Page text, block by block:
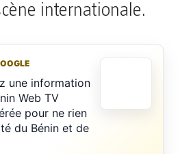
internationale.
une information
Web TV
pour ne rien
du Bénin et de